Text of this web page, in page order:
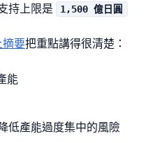
持上限是 1,500 億日圓
摘要把重點講得很清楚：
能
低產能過度集中的風險